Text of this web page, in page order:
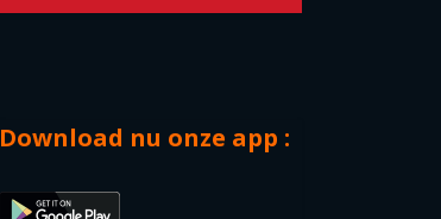
Download nu onze app :